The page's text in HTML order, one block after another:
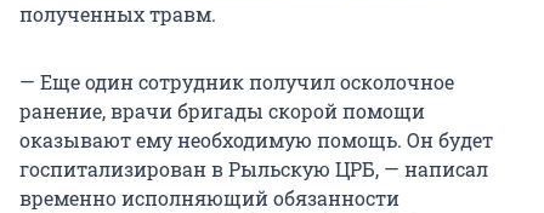
полученных травм.
— Еще один сотрудник получил осколочное
ранение, врачи бригады скорой помощи
оказывают ему необходимую помощь. Он будет
госпитализирован в Рыльскую ЦРБ, — написал
временно исполняющий обязанности